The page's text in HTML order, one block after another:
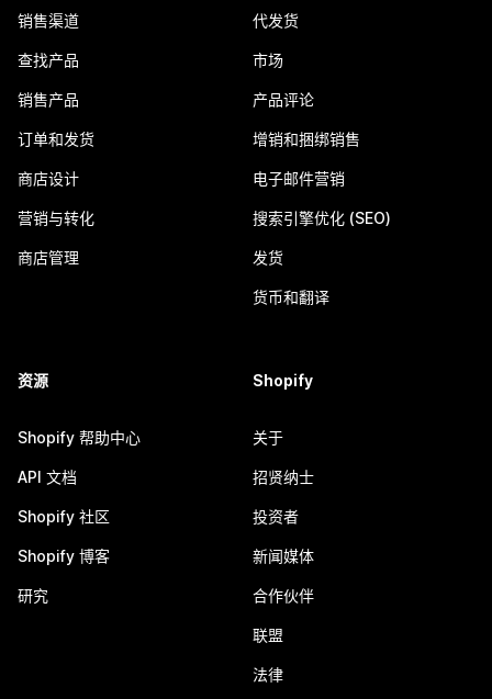
销售渠道
查找产品
销售产品
订单和发货
商店设计
营销与转化
商店管理
代发货
市场
产品评论
增销和捆绑销售
电子邮件营销
搜索引擎优化 (SEO)
发货
货币和翻译
资源
Shopify 帮助中心
API 文档
Shopify 社区
Shopify 博客
研究
Shopify
关于
招贤纳士
投资者
新闻媒体
合作伙伴
联盟
法律